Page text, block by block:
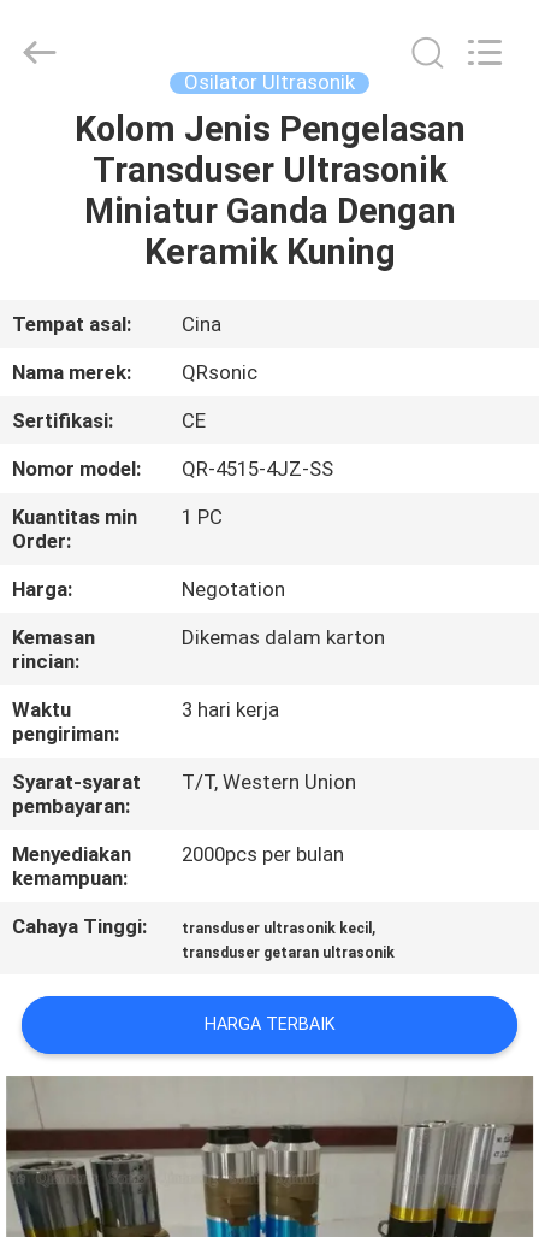
RUMAH
PRODUK
KAMI
PABRIK
KONTROL
KUALITAS
HUBUNGI
KAMI
BERITA
KASUS
PENAWARAN
HARGA
SITEMAP
KEBIJAKAN
PRIVASI
Equipment
Co.,Ltd.
Osilator Ultrasonik
Kolom Jenis Pengelasan
Transduser Ultrasonik
Miniatur Ganda Dengan
Keramik Kuning
Tempat asal:
Cina
Nama merek:
QRsonic
Sertifikasi:
CE
Nomor model:
QR-4515-4JZ-SS
Kuantitas min
Order:
1 PC
Harga:
Negotation
Kemasan
rincian:
Dikemas dalam karton
Waktu
pengiriman:
3 hari kerja
Syarat-syarat
pembayaran:
T/T, Western Union
Menyediakan
kemampuan:
2000pcs per bulan
Cahaya Tinggi: transduser ultrasonik kecil ,
transduser getaran ultrasonik
HARGA TERBAIK